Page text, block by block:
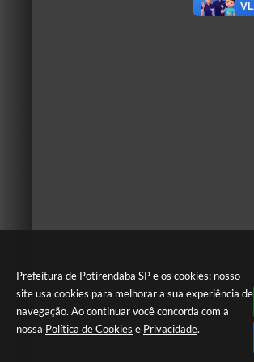
Prefeitura de Potirendaba SP e os cookies: nosso
site usa cookies para melhorar a sua experiência de
navegação. Ao continuar você concorda com a
nossa Política de Cookies e Privacidade.